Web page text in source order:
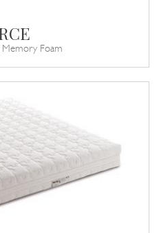
Memory Foam